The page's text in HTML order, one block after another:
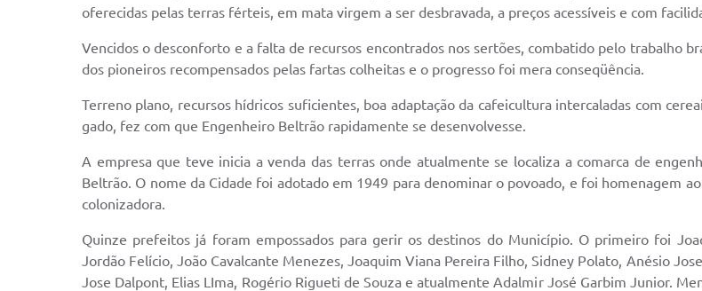
oferecidas pelas terras férteis, em mata virgem a ser desbravada, a preços acessíveis e com
Vencidos o desconforto e a falta de recursos encontrados nos sertões, combatido pelo trabalho
dos pioneiros recompensados pelas fartas colheitas e o progresso foi mera conseqüência.
Terreno plano, recursos hídricos suficientes, boa adaptação da cafeicultura intercaladas com
gado, fez com que Engenheiro Beltrão rapidamente se desenvolvesse.
A empresa que teve inicia a venda das terras onde atualmente se localiza a comarca de
Beltrão. O nome da Cidade foi adotado em 1949 para denominar o povoado, e foi homenagem
colonizadora.
Quinze prefeitos já foram empossados para gerir os destinos do Município. O primeiro foi
Jordão Felício, João Cavalcante Menezes, Joaquim Viana Pereira Filho, Sidney Polato, Anésio
Jose Dalpont, Elias LIma, Rogério Rigueti de Souza e atualmente Adalmir José Garbim Junior.